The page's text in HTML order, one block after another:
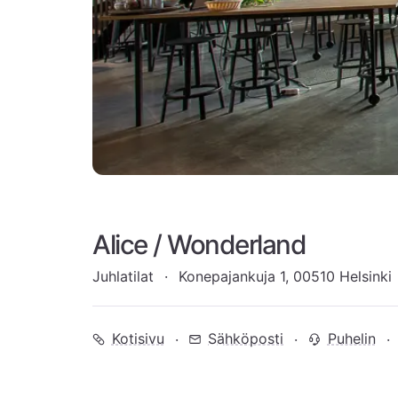
Alice / Wonderland
Juhlatilat Konepajankuja 1, 00510 Helsinki
Kotisivu Sähköposti Puhelin